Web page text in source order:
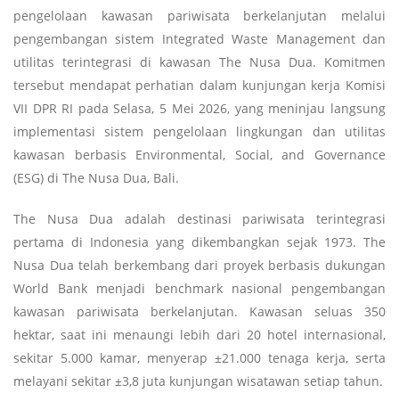
pengelolaan kawasan pariwisata berkelanjutan melalui
pengembangan sistem Integrated Waste Management dan
utilitas terintegrasi di kawasan The Nusa Dua. Komitmen
tersebut mendapat perhatian dalam kunjungan kerja Komisi
VII DPR RI pada Selasa, 5 Mei 2026, yang meninjau langsung
implementasi sistem pengelolaan lingkungan dan utilitas
kawasan berbasis Environmental, Social, and Governance
(ESG) di The Nusa Dua, Bali.
The Nusa Dua adalah destinasi pariwisata terintegrasi
pertama di Indonesia yang dikembangkan sejak 1973. The
Nusa Dua telah berkembang dari proyek berbasis dukungan
World Bank menjadi benchmark nasional pengembangan
kawasan pariwisata berkelanjutan. Kawasan seluas 350
hektar, saat ini menaungi lebih dari 20 hotel internasional,
sekitar 5.000 kamar, menyerap ±21.000 tenaga kerja, serta
melayani sekitar ±3,8 juta kunjungan wisatawan setiap tahun.